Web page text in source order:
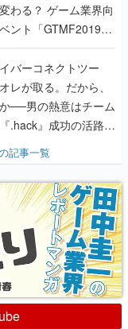
わる？ ゲーム業界向
ント「GTMF2019」
深めよう【PR】
バーコネクトツー
レが取る。だから、
──男の熱意はチーム
.hack』成功の活路を
った【若ゲのいた
記事一覧